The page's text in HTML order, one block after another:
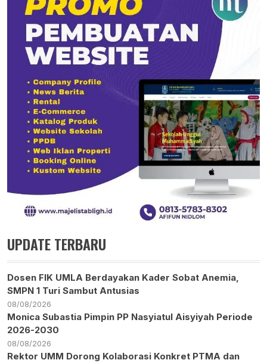
UPDATE TERBARU
Dosen FIK UMLA Berdayakan Kader Sobat Anemia,
SMPN 1 Turi Sambut Antusias
08/08/2026
Monica Subastia Pimpin PP Nasyiatul Aisyiyah Periode
2026-2030
08/08/2026
Rektor UMM Dorong Kolaborasi Konkret PTMA dan